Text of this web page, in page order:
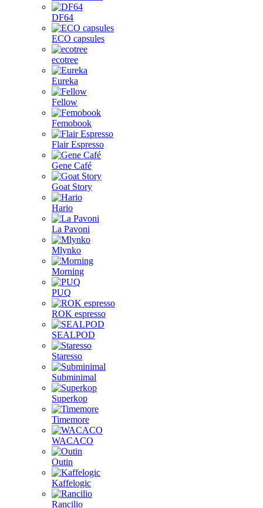
DF64
ECO capsules
ecotree
Eureka
Fellow
Femobook
Flair Espresso
Gene Café
Goat Story
Hario
La Pavoni
Mlynko
Morning
PUQ
ROK espresso
SEALPOD
Staresso
Subminimal
Superkop
Timemore
WACACO
Outin
Kaffelogic
Rancilio